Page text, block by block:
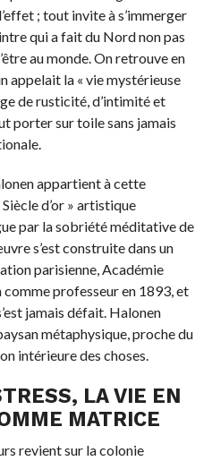
; tout invite à s’immerger
qui a fait du Nord non pas
au monde. On retrouve en
appelait la « vie mystérieuse
de rusticité, d’intimité et
porter sur toile sans jamais
appartient à cette
d’or » artistique
par la sobriété méditative de
s’est construite dans un
parisienne, Académie
comme professeur en 1893, et
jamais défait. Halonen
métaphysique, proche du
intérieure des choses.
LA VIE EN
MATRICE
revient sur la colonie